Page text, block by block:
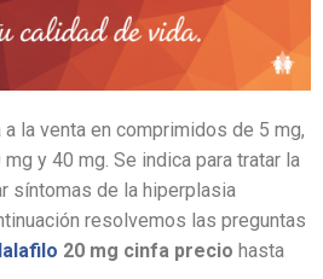
a la venta en comprimidos de 5 mg,
mg y 40 mg. Se indica para tratar la
síntomas de la hiperplasia
resolvemos las preguntas
20 mg cinfa precio hasta